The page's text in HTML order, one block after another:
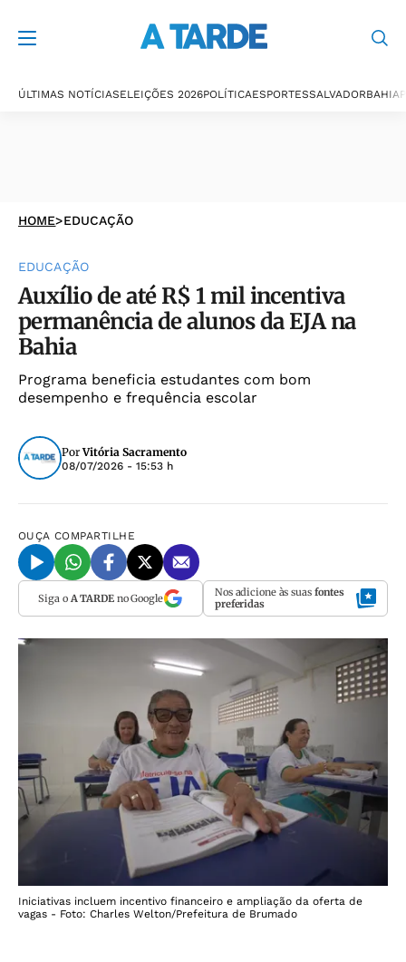
ÚLTIMAS NOTÍCIASELEIÇÕES 2026POLÍTICAESPORTESSALVADORBAHIA
HOME>EDUCAÇÃO
EDUCAÇÃO
Auxílio de até R$ 1 mil incentiva
permanência de alunos da EJA na
Bahia
Programa beneficia estudantes com bom
desempenho e frequência escolar
PorVitória Sacramento
08/07/2026 - 15:53 h
OUÇA COMPARTILHE
Siga o A TARDEno Google Nos adicione às suas fontes
preferidas
Iniciativas incluem incentivo financeiro e ampliação da oferta de
vagas - Foto: Charles Welton/Prefeitura de Brumado